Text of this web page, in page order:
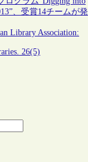
、受賞14チームが発
Library Association:
26(5)